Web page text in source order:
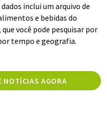
inclui um arquivo de
e bebidas do
você pode pesquisar por
tempo e geografia.
NOTÍCIAS AGORA